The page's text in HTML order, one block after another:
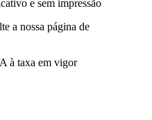
e sem impressão
a nossa página de
à taxa em vigor